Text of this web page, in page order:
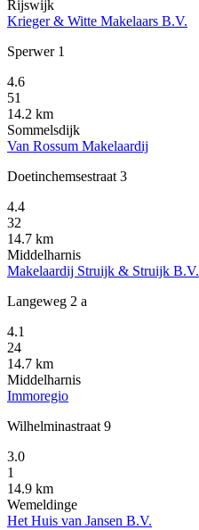
Rijswijk
Krieger & Witte Makelaars B.V.
Sperwer 1
4.6
51
14.2 km
Sommelsdijk
Van Rossum Makelaardij
Doetinchemsestraat 3
4.4
32
14.7 km
Middelharnis
Makelaardij Struijk & Struijk B.V.
Langeweg 2 a
4.1
24
14.7 km
Middelharnis
Immoregio
Wilhelminastraat 9
3.0
1
14.9 km
Wemeldinge
Het Huis van Jansen B.V.